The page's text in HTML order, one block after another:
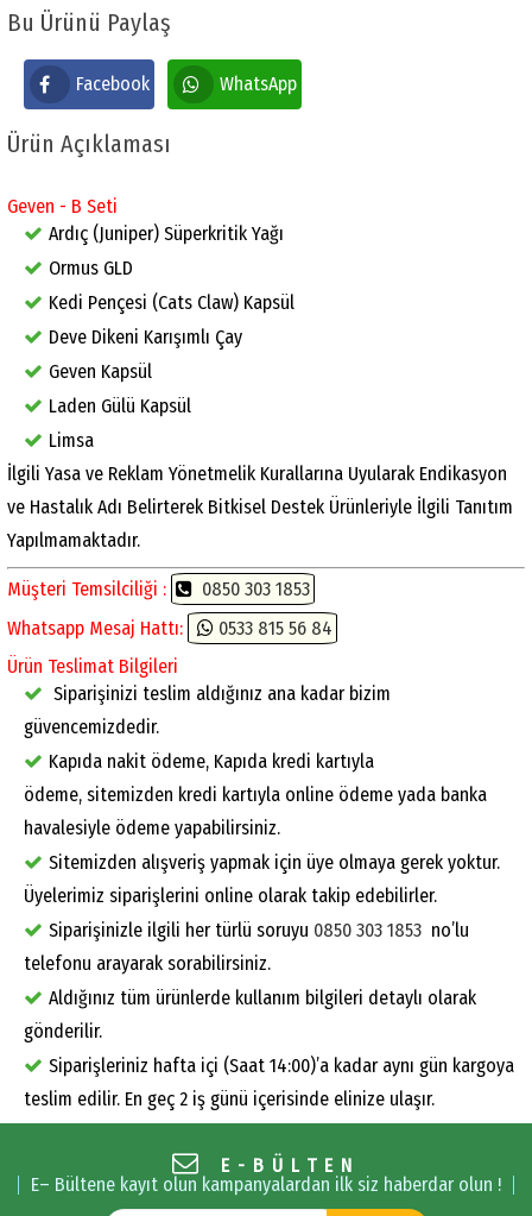
Bu Ürünü Paylaş
Facebook WhatsApp
Ürün Açıklaması
Geven - B Seti
Ardıç (Juniper) Süperkritik Yağı
Ormus GLD
Kedi Pençesi (Cats Claw) Kapsül
Deve Dikeni Karışımlı Çay
Geven Kapsül
Laden Gülü Kapsül
Limsa
İlgili Yasa ve Reklam Yönetmelik Kurallarına Uyularak Endikasyon
ve Hastalık Adı Belirterek Bitkisel Destek Ürünleriyle İlgili Tanıtım
Yapılmamaktadır.
Müşteri Temsilciliği :
0850 303 1853
Whatsapp Mesaj Hattı:
0533 815 56 84
Ürün Teslimat Bilgileri
Siparişinizi teslim aldığınız ana kadar bizim
güvencemizdedir.
Kapıda nakit ödeme, Kapıda kredi kartıyla
ödeme, sitemizden kredi kartıyla online ödeme yada banka
havalesiyle ödeme yapabilirsiniz.
Sitemizden alışveriş yapmak için üye olmaya gerek yoktur.
Üyelerimiz siparişlerini online olarak takip edebilirler.
Siparişinizle ilgili her türlü soruyu 0850 303 1853 no’lu
telefonu arayarak sorabilirsiniz.
Aldığınız tüm ürünlerde kullanım bilgileri detaylı olarak
gönderilir.
Siparişleriniz hafta içi (Saat 14:00)’a kadar aynı gün kargoya
teslim edilir. En geç 2 iş günü içerisinde elinize ulaşır.
E-BÜLTEN
E– Bültene kayıt olun kampanyalardan ilk siz haberdar olun !